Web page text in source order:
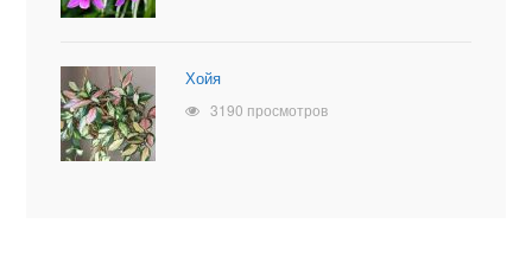
Хойя
3190 просмотров